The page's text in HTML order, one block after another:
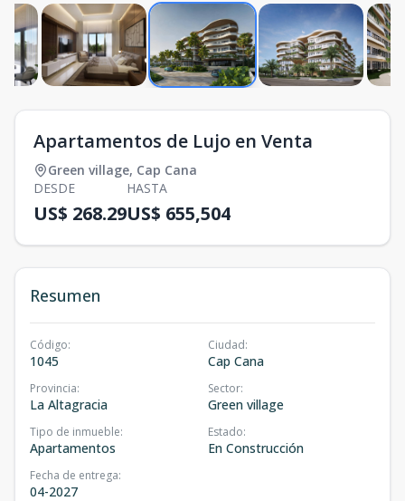
Apartamentos de Lujo en Venta
Green village, Cap Cana
DESDE
US$ 268.29
HASTA
US$ 655,504
Resumen
Código:
1045
Ciudad:
Cap Cana
Provincia:
La Altagracia
Sector:
Green village
Tipo de inmueble:
Apartamentos
Estado:
En Construcción
Fecha de entrega:
04-2027